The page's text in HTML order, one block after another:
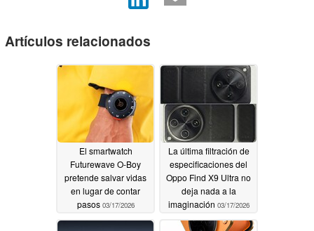
Artículos relacionados
El smartwatch
Futurewave O-Boy
pretende salvar vidas
en lugar de contar
pasos 03/17/2026
La última filtración de
especificaciones del
Oppo Find X9 Ultra no
deja nada a la
imaginación 03/17/2026